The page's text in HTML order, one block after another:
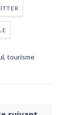
, tourisme